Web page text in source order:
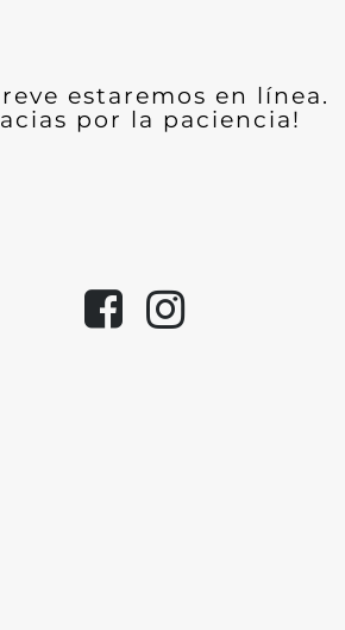
estaremos en línea.
por la paciencia!